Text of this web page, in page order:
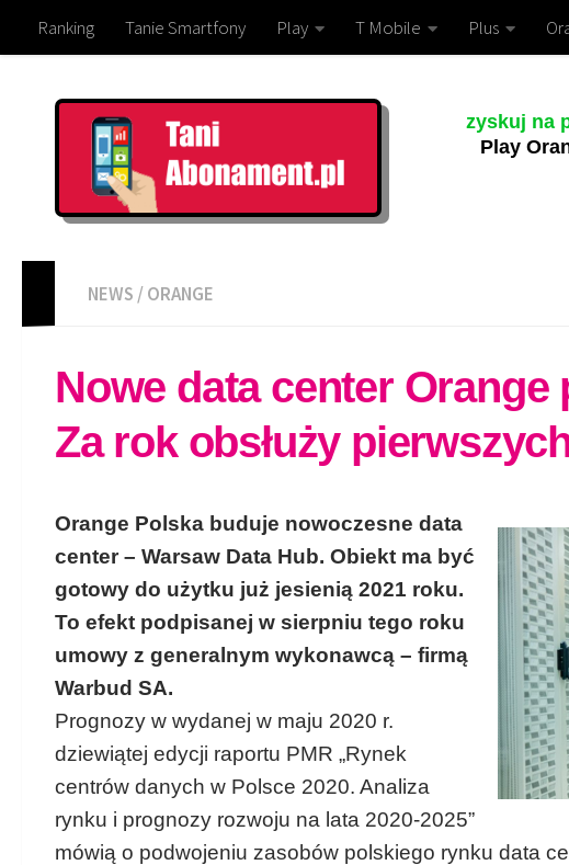
Ranking Tanie Smartfony Play T Mobile Plus
zyskuj na
Play
NEWS /ORANGE
Nowe data center
Za rok obsłuży
Orange Polska buduje nowoczesne data
center – Warsaw Data Hub. Obiekt ma być
gotowy do użytku już jesienią 2021 roku.
To efekt podpisanej w sierpniu tego roku
umowy z generalnym wykonawcą – firmą
Warbud SA.
Prognozy w wydanej w maju 2020 r.
dziewiątej edycji raportu PMR „Rynek
centrów danych w Polsce 2020. Analiza
rynku i prognozy rozwoju na lata 2020-2025”
mówią o podwojeniu zasobów polskiego rynku data